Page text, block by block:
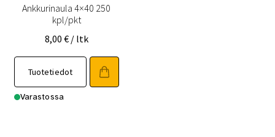
Ankkurinaula 4×40 250
kpl/pkt
8,00 € / ltk
Tuotetiedot
Varastossa